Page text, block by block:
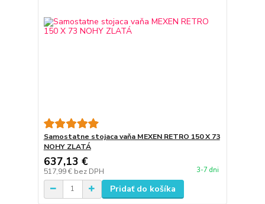
Samostatne stojaca vaňa MEXEN RETRO 150 X 73
NOHY ZLATÁ
637,13 €
517,99 € bez DPH 3-7 dni
Pridať do košíka